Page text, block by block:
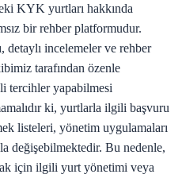
KYK yurtları hakkında
bir rehber platformudur.
detaylı incelemeler ve rehber
tarafından özenle
tercihler yapabilmesi
ki, yurtlarla ilgili başvuru
listeleri, yönetim uygulamaları
değişebilmektedir. Bu nedenle,
için ilgili yurt yönetimi veya